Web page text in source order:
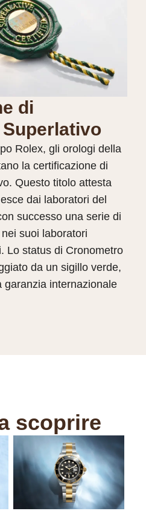
di
Rolex, gli orologi della
la certificazione di
Questo titolo attesta
dai laboratori del
successo una serie di
suoi laboratori
Lo status di Cronometro
da un sigillo verde,
garanzia internazionale
scoprire